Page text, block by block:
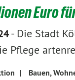
Euro
- Die Stadt
Pflege
| Bauen,